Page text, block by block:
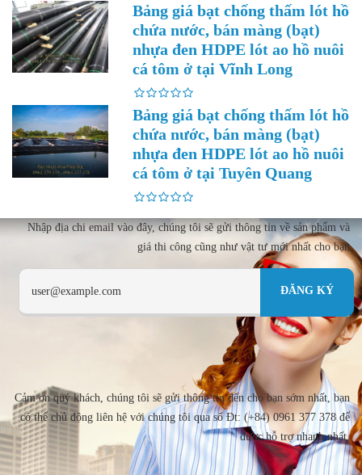
Bảng giá bạt chống thấm lót hồ
chứa nước, bán màng (bạt)
nhựa đen HDPE lót ao hồ nuôi
cá tôm ở tại Vĩnh Long
Bảng giá bạt chống thấm lót hồ
chứa nước, bán màng (bạt)
nhựa đen HDPE lót ao hồ nuôi
cá tôm ở tại Tuyên Quang
Nhập địa chi email vào đây, chúng tôi sẽ gửi thông tin về sản phẩm và
giá thi công cũng như vật tư mới nhất cho bạn
Cảm ơn quý khách, chúng tôi sẽ gửi thông tin đến cho bạn sớm nhất, bạn
có thể chủ động liên hệ với chúng tôi qua số Đt: (+84) 0961 377 378 để
được hỗ trợ nhanh nhất.